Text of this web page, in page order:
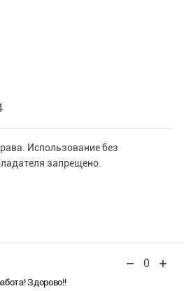
Использование без
запрещено.
0
Здорово!!